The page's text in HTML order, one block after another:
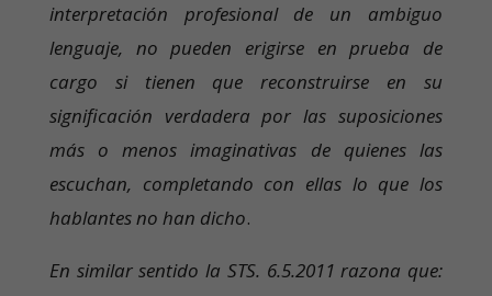
interpretación profesional de un ambiguo
lenguaje, no pueden erigirse en prueba de
cargo si tienen que reconstruirse en su
significación verdadera por las suposiciones
más o menos imaginativas de quienes las
escuchan, completando con ellas lo que los
hablantes no han dicho.
En similar sentido la STS. 6.5.2011 razona que: